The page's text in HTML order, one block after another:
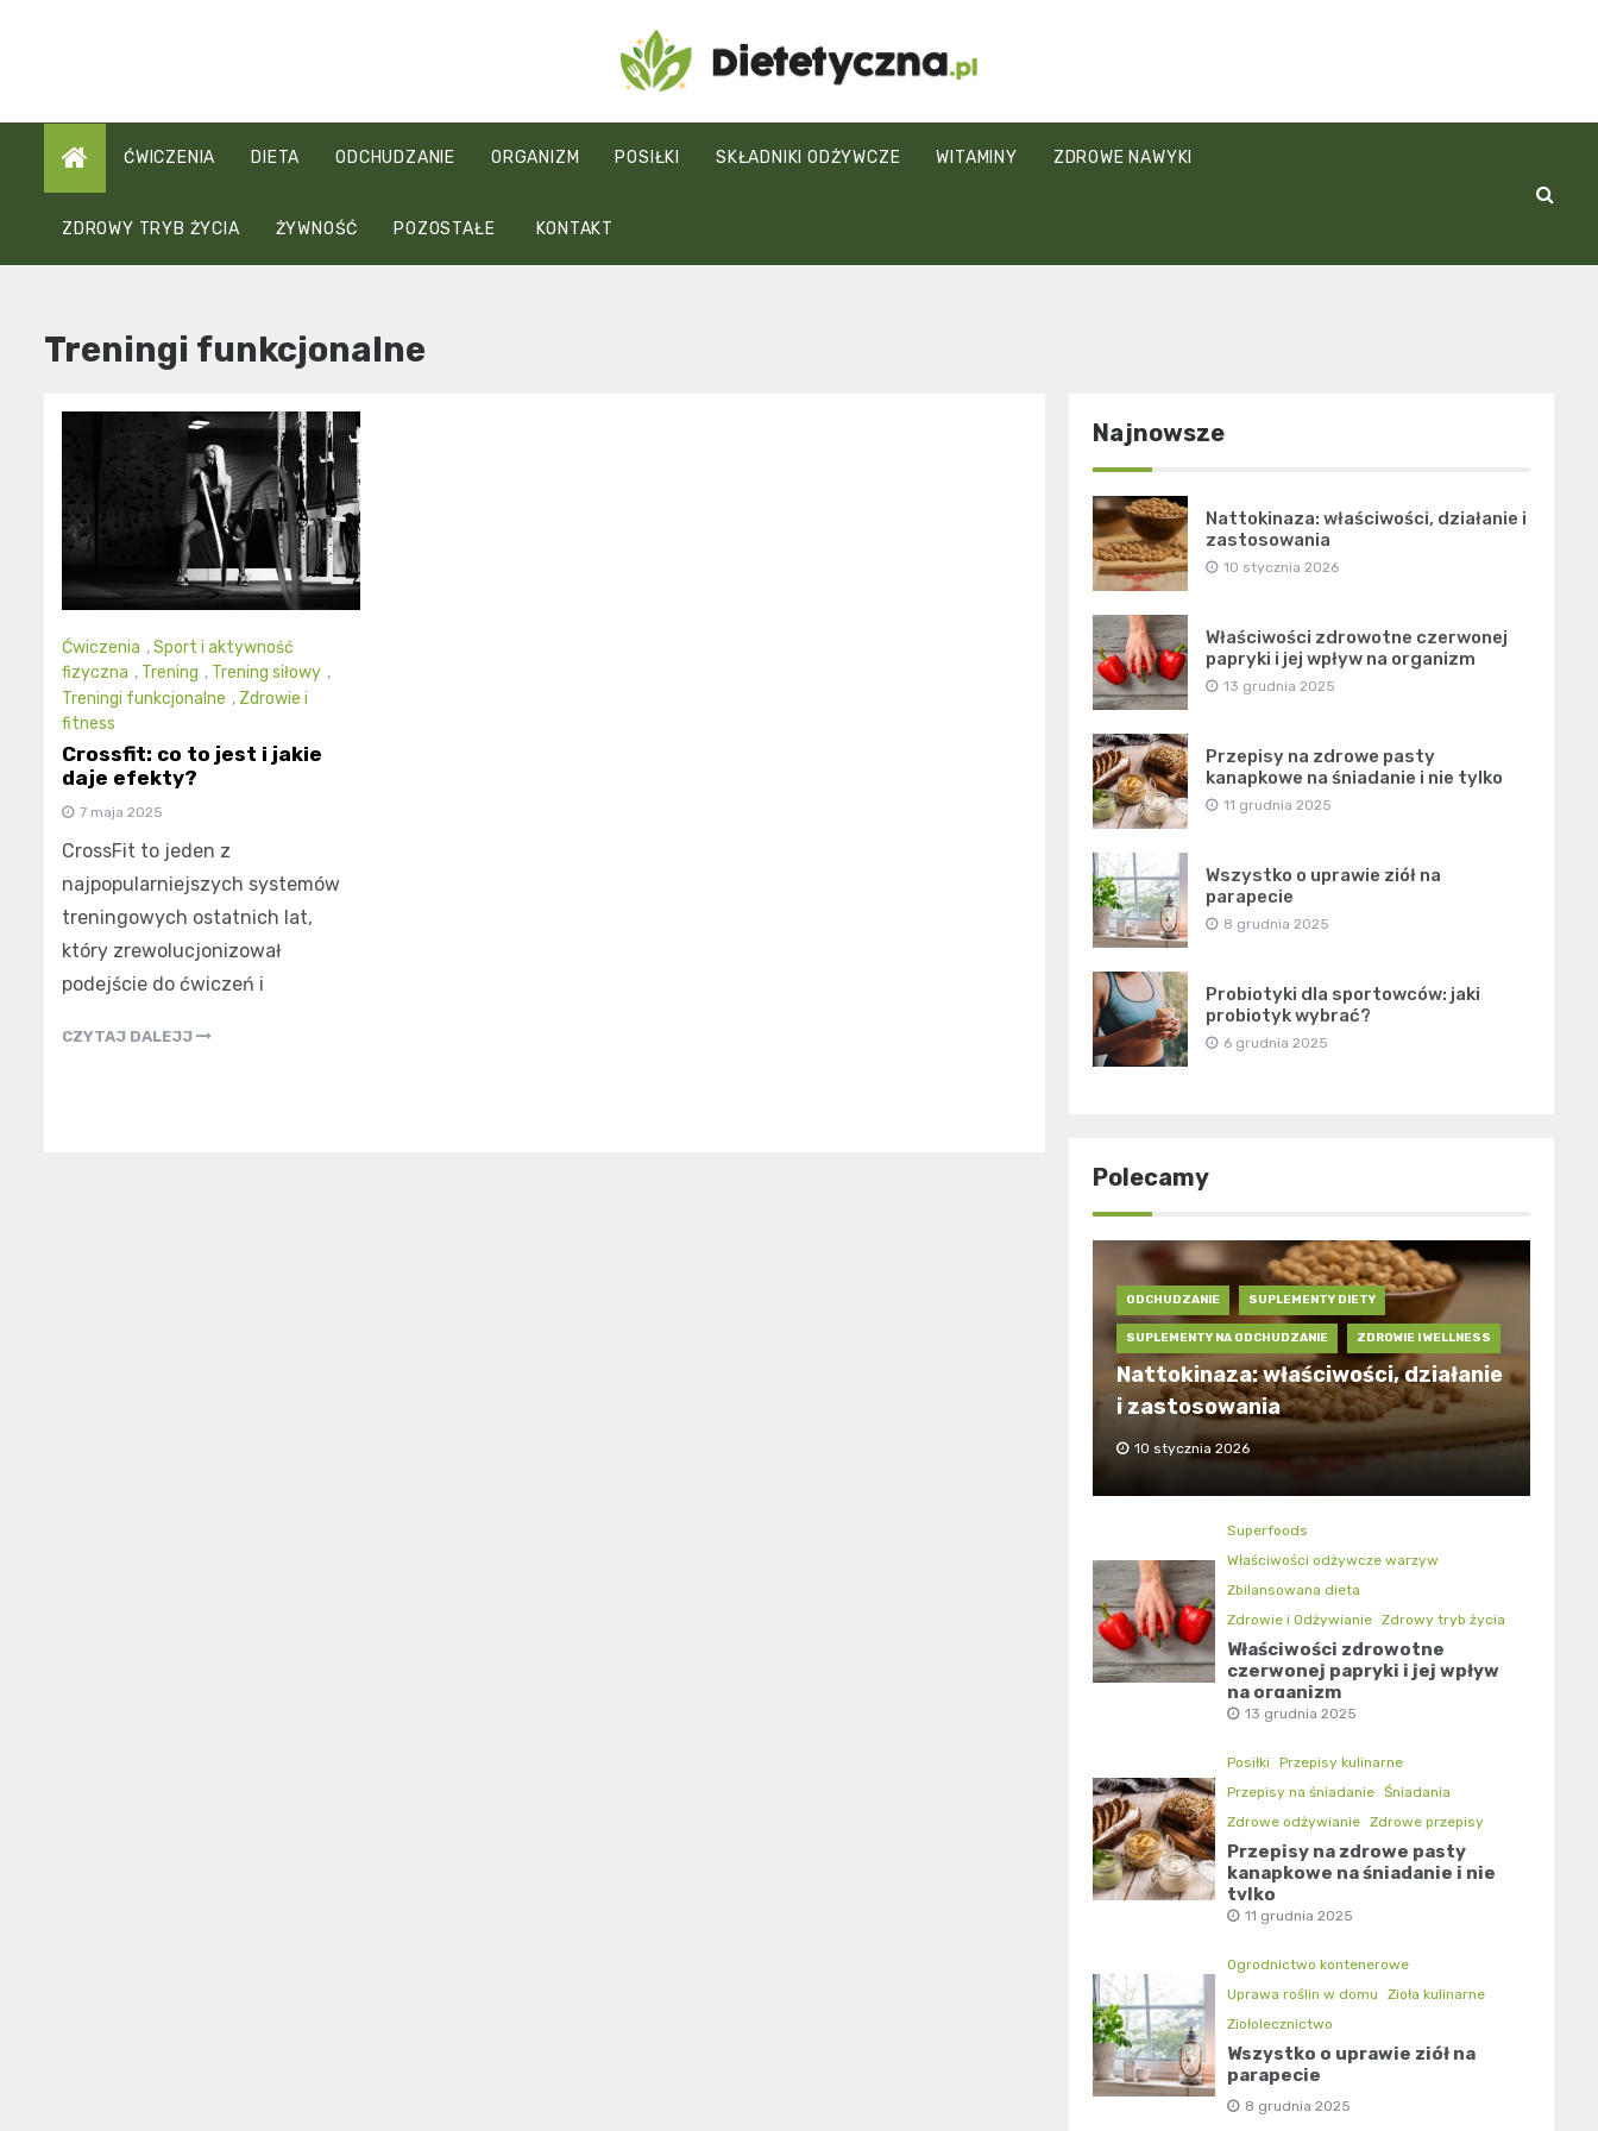
Dietetyczna.pl
ĆWICZENIA DIETA ODCHUDZANIE ORGANIZM POSIŁKI SKŁADNIKI ODŻYWCZE WITAMINY ZDROWE NAWYKI
ZDROWY TRYB ŻYCIA ŻYWNOŚĆ POZOSTAŁE KONTAKT
Treningi funkcjonalne
Ćwiczenia ,Sport i aktywność
fizyczna , Trening , Trening siłowy ,
Treningi funkcjonalne , Zdrowie i
fitness
Crossfit: co to jest i jakie
daje efekty?
7 maja 2025
CrossFit to jeden z
najpopularniejszych systemów
treningowych ostatnich lat,
który zrewolucjonizował
podejście do ćwiczeń i
CZYTAJ DALEJJ
Najnowsze
Nattokinaza: właściwości, działanie i
zastosowania
10 stycznia 2026
Właściwości zdrowotne czerwonej
papryki i jej wpływ na organizm
13 grudnia 2025
Przepisy na zdrowe pasty
kanapkowe na śniadanie i nie tylko
11 grudnia 2025
Wszystko o uprawie ziół na
parapecie
8 grudnia 2025
Probiotyki dla sportowców: jaki
probiotyk wybrać?
6 grudnia 2025
Polecamy
ODCHUDZANIE SUPLEMENTY DIETY
SUPLEMENTY NA ODCHUDZANIE ZDROWIE I WELLNESS
Nattokinaza: właściwości, działanie
i zastosowania
10 stycznia 2026
Superfoods
Właściwości odżywcze warzyw
Zbilansowana dieta
Zdrowie i Odżywianie Zdrowy tryb życia
Właściwości zdrowotne
czerwonej papryki i jej wpływ
na organizm
13 grudnia 2025
Posiłki
Przepisy kulinarne
Przepisy na śniadanie Śniadania
Zdrowe odżywianie Zdrowe przepisy
Przepisy na zdrowe pasty
kanapkowe na śniadanie i nie
tylko
11 grudnia 2025
Ogrodnictwo kontenerowe
Uprawa roślin w domu
Zioła kulinarne
Ziołolecznictwo
Wszystko o uprawie ziół na
parapecie
8 grudnia 2025